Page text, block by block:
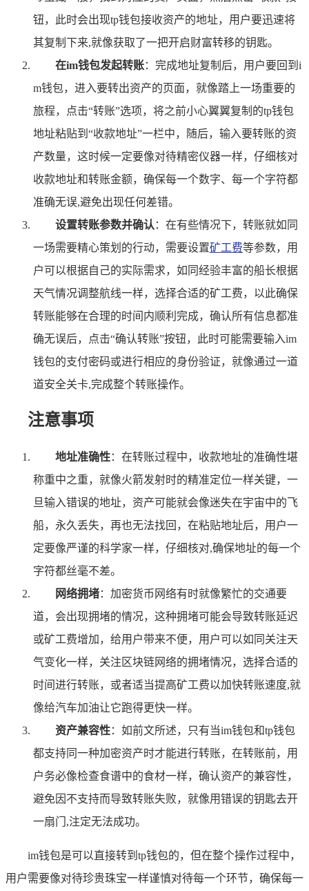
钮，此时会出现tp钱包接收资产的地址，用户要迅速将
其复制下来,就像获取了一把开启财富转移的钥匙。
在im钱包发起转账：完成地址复制后，用户要回到i
m钱包，进入要转出资产的页面，就像踏上一场重要的
旅程，点击“转账”选项，将之前小心翼翼复制的tp钱包
地址粘贴到“收款地址”一栏中，随后，输入要转账的资
产数量，这时候一定要像对待精密仪器一样，仔细核对
收款地址和转账金额，确保每一个数字、每一个字符都
准确无误,避免出现任何差错。
设置转账参数并确认 ：在有些情况下，转账就如同
一场需要精心策划的行动，需要设置矿工费等参数，用
户可以根据自己的实际需求，如同经验丰富的船长根据
天气情况调整航线一样，选择合适的矿工费，以此确保
转账能够在合理的时间内顺利完成，确认所有信息都准
确无误后，点击“确认转账”按钮，此时可能需要输入im
钱包的支付密码或进行相应的身份验证，就像通过一道
道安全关卡,完成整个转账操作。
注意事项
地址准确性：在转账过程中，收款地址的准确性堪
称重中之重，就像火箭发射时的精准定位一样关键，一
旦输入错误的地址，资产可能就会像迷失在宇宙中的飞
船，永久丢失，再也无法找回，在粘贴地址后，用户一
定要像严谨的科学家一样，仔细核对,确保地址的每一个
字符都丝毫不差。
网络拥堵：加密货币网络有时就像繁忙的交通要
道，会出现拥堵的情况，这种拥堵可能会导致转账延迟
或矿工费增加，给用户带来不便，用户可以如同关注天
气变化一样，关注区块链网络的拥堵情况，选择合适的
时间进行转账，或者适当提高矿工费以加快转账速度,就
像给汽车加油让它跑得更快一样。
资产兼容性：如前文所述，只有当im钱包和tp钱包
都支持同一种加密资产时才能进行转账，在转账前，用
户务必像检查食谱中的食材一样，确认资产的兼容性，
避免因不支持而导致转账失败，就像用错误的钥匙去开
一扇门,注定无法成功。
im钱包是可以直接转到tp钱包的，但在整个操作过程中，
用户需要像对待珍贵珠宝一样谨慎对待每一个环节，确保每一